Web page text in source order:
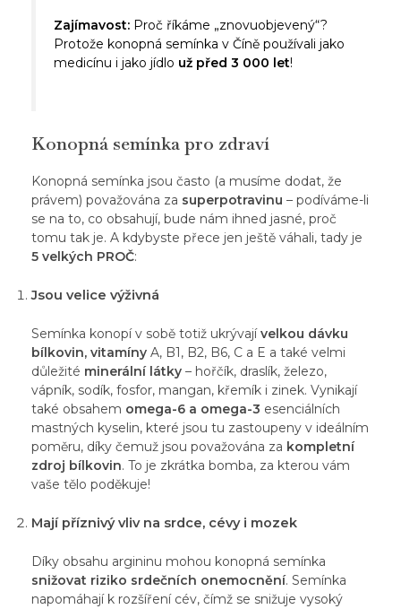
Zajímavost: Proč říkáme „znovuobjevený“?
Protože konopná semínka v Číně používali jako
medicínu i jako jídlo už před 3 000 let!
Konopná semínka pro zdraví
Konopná semínka jsou často (a musíme dodat, že
právem) považována za superpotravinu – podíváme-li
se na to, co obsahují, bude nám ihned jasné, proč
tomu tak je. A kdybyste přece jen ještě váhali, tady je
5 velkých PROČ:
Jsou velice výživná
Semínka konopí v sobě totiž ukrývajívelkou dávku
bílkovin, vitamínyA, B1, B2, B6, C a E a také velmi
důležité minerální látky– hořčík, draslík, železo,
vápník, sodík, fosfor, mangan, křemík i zinek. Vynikají
také obsahem omega-6 a omega-3 esenciálních
mastných kyselin, které jsou tu zastoupeny v ideálním
poměru, díky čemuž jsou považována za kompletní
zdroj bílkovin. To je zkrátka bomba, za kterou vám
vaše tělo poděkuje!
Mají příznivý vliv na srdce, cévy i mozek
Díky obsahu argininu mohou konopná semínka
snižovat riziko srdečních onemocnění. Semínka
napomáhají k rozšíření cév, čímž se snižuje vysoký